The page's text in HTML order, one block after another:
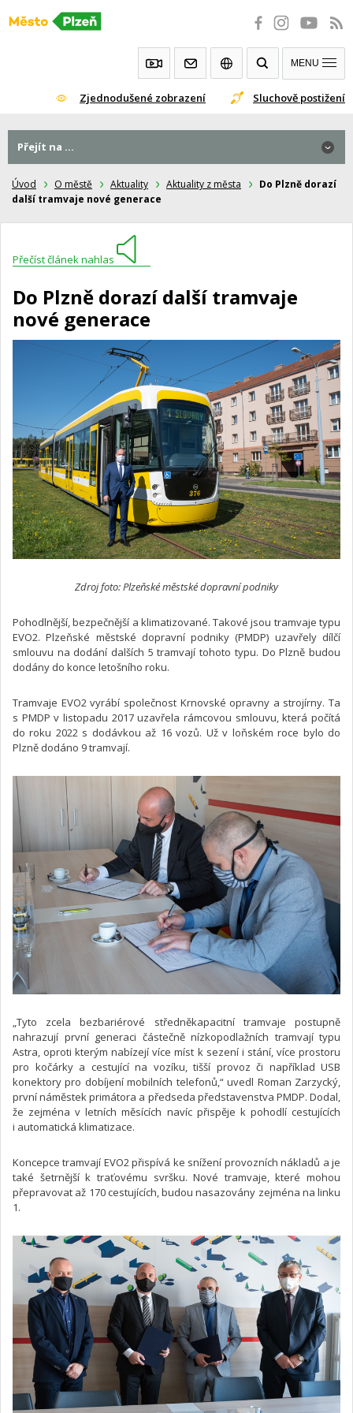
Přeskočit
Zjednodušené zobrazení Sluchově postižení
MENU
Úvod O městě Aktuality Aktuality z města
Do Plzně dorazí
další tramvaje nové generace
Přečíst článek nahlas
Do Plzně dorazí další tramvaje
nové generace
Zdroj foto: Plzeňské městské dopravní podniky
Pohodlnější, bezpečnější a klimatizované. Takové jsou tramvaje typu
EVO2. Plzeňské městské dopravní podniky (PMDP) uzavřely dílčí
smlouvu na dodání dalších 5 tramvají tohoto typu. Do Plzně budou
dodány do konce letošního roku.
Tramvaje EVO2 vyrábí společnost Krnovské opravny a strojírny. Ta
s PMDP v listopadu 2017 uzavřela rámcovou smlouvu, která počítá
do roku 2022 s dodávkou až 16 vozů. Už v loňském roce bylo do
Plzně dodáno 9 tramvají.
„Tyto zcela bezbariérové středněkapacitní tramvaje postupně
nahrazují první generaci částečně nízkopodlažních tramvají typu
Astra, oproti kterým nabízejí více míst k sezení i stání, více prostoru
pro kočárky a cestující na vozíku, tišší provoz či například USB
konektory pro dobíjení mobilních telefonů,“ uvedl Roman Zarzycký,
první náměstek primátora a předseda představenstva PMDP. Dodal,
že zejména v letních měsících navíc přispěje k pohodlí cestujících
i automatická klimatizace.
Koncepce tramvají EVO2 přispívá ke snížení provozních nákladů a je
také šetrnější k traťovému svršku. Nové tramvaje, které mohou
přepravovat až 170 cestujících, budou nasazovány zejména na linku
1.
Přejít na ...